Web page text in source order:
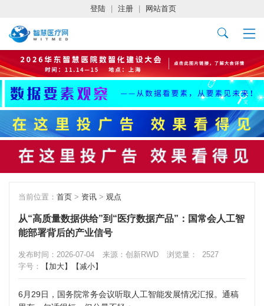
登陆 注册 网站首页
当前位置： 首页 > 资讯 > 观点
从“高质量数据供给”到“医疗数据产品”：国常会人工智
能部署背后的产业信号
发布时间：2026-07-04 来源：创新RWD 浏览量：
2527
字号：
【加大】 【减小】
6月29日，国务院常务会议听取人工智能发展情况汇报。通稿